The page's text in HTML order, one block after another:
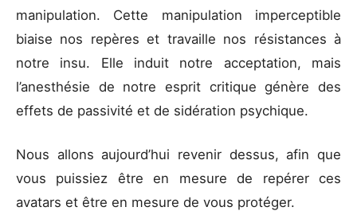
manipulation. Cette manipulation imperceptible
biaise nos repères et travaille nos résistances à
notre insu. Elle induit notre acceptation, mais
l’anesthésie de notre esprit critique génère des
effets de passivité et de sidération psychique.
Nous allons aujourd’hui revenir dessus, afin que
vous puissiez être en mesure de repérer ces
avatars et être en mesure de vous protéger.